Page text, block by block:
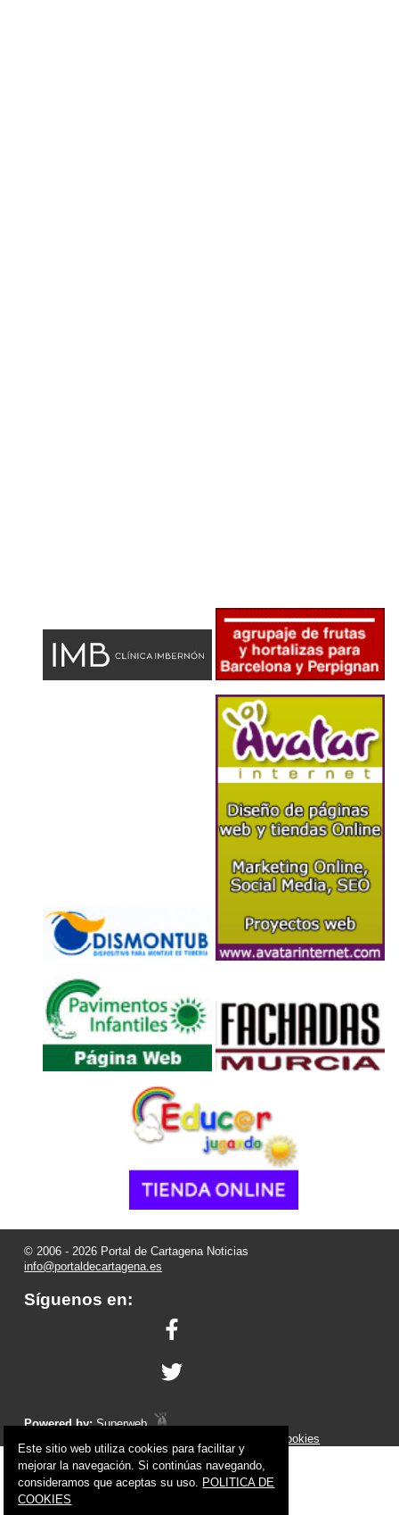
© 2006 - 2026 Portal de Cartagena Noticias
info@portaldecartagena.es
Síguenos en:
Powered by:Superweb
Política de Cookies
Este sitio web utiliza cookies para facilitar y
mejorar la navegación. Si continúas navegando,
consideramos que aceptas su uso. POLITICA DE
COOKIES